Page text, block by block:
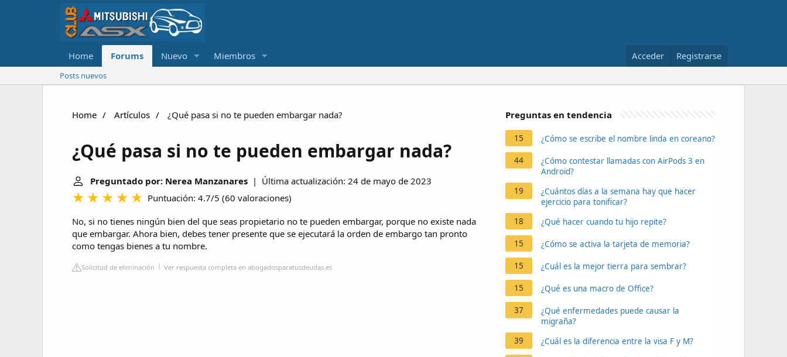
Home Forums Nuevo Miembros Acceder Registrarse
Posts nuevos
Home Artículos ¿Qué pasa si no te pueden embargar nada?
¿Qué pasa si no te pueden embargar nada?
Preguntado por: Nerea Manzanares | Última actualización: 24 de mayo de 2023
Puntuación: 4.7/5 (60 valoraciones)
No, si no tienes ningún bien del que seas propietario no te pueden embargar, porque no existe nada
que embargar. Ahora bien, debes tener presente que se ejecutará la orden de embargo tan pronto
como tengas bienes a tu nombre.
Solicitud de eliminación Ver respuesta completa en abogadosparatusdeudas.es
Preguntas en tendencia
15 ¿Cómo se escribe el nombre linda en coreano?
44
¿Cómo contestar llamadas con AirPods 3 en
Android?
19
¿Cuántos días a la semana hay que hacer
ejercicio para tonificar?
18
¿Qué hacer cuando tu hijo repite?
15 ¿Cómo se activa la tarjeta de memoria?
15 ¿Cuál es la mejor tierra para sembrar?
15 ¿Qué es una macro de Office?
37
¿Qué enfermedades puede causar la
migraña?
39
¿Cuál es la diferencia entre la visa F y M?